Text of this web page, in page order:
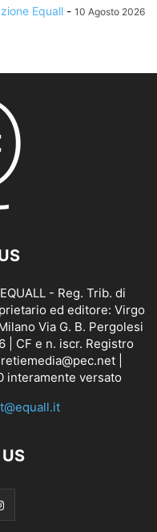
Equall - 10 Agosto 2026
- Reg. Trib. di
ed editore: Virgo
Via G. B. Pergolesi
| CF e n. iscr. Registro
|
interamente versato